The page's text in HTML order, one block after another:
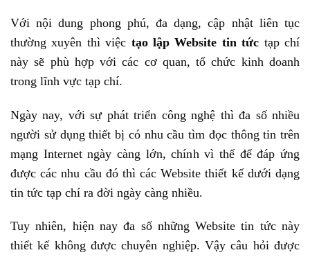
Với nội dung phong phú, đa dạng, cập nhật liên tục
thường xuyên thì việc tạo lập Website tin tức tạp chí
này sẽ phù hợp với các cơ quan, tổ chức kinh doanh
trong lĩnh vực tạp chí.
Ngày nay, với sự phát triển công nghệ thì đa số nhiều
người sử dụng thiết bị có nhu cầu tìm đọc thông tin trên
mạng Internet ngày càng lớn, chính vì thế để đáp ứng
được các nhu cầu đó thì các Website thiết kế dưới dạng
tin tức tạp chí ra đời ngày càng nhiều.
Tuy nhiên, hiện nay đa số những Website tin tức này
thiết kế không được chuyên nghiệp. Vậy câu hỏi được